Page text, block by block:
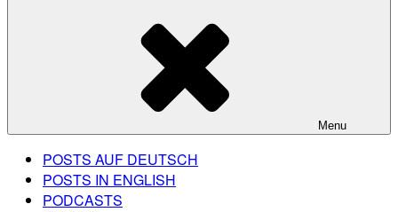
Menu
POSTS AUF DEUTSCH
POSTS IN ENGLISH
PODCASTS